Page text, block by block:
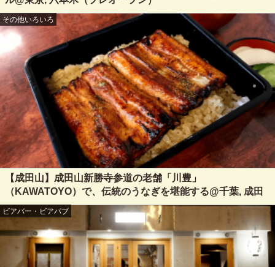
その他いろいろ
【成田山】成田山新勝寺参道の老舗「川豊」
（KAWATOYO）で、伝統のうなぎを堪能する@千葉, 成田
ビアバー・ビアパブ